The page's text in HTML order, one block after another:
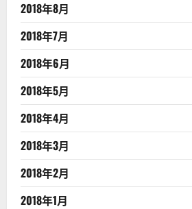
2018年8月
2018年7月
2018年6月
2018年5月
2018年4月
2018年3月
2018年2月
2018年1月